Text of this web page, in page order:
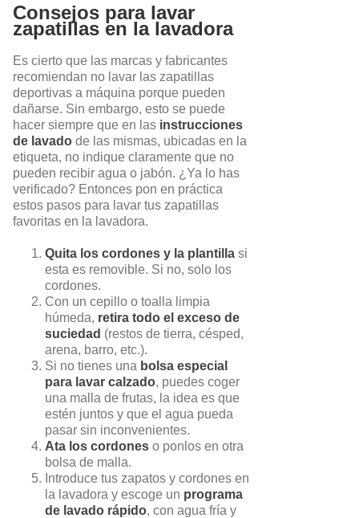
Consejos para lavar
zapatillas en la lavadora
Es cierto que las marcas y fabricantes
recomiendan no lavar las zapatillas
deportivas a máquina porque pueden
dañarse. Sin embargo, esto se puede
hacer siempre que en las instrucciones
de lavado de las mismas, ubicadas en la
etiqueta, no indique claramente que no
pueden recibir agua o jabón. ¿Ya lo has
verificado? Entonces pon en práctica
estos pasos para lavar tus zapatillas
favoritas en la lavadora.
Quita los cordones y la plantilla si
esta es removible. Si no, solo los
cordones.
Con un cepillo o toalla limpia
húmeda, retira todo el exceso de
suciedad (restos de tierra, césped,
arena, barro, etc.).
Si no tienes una bolsa especial
para lavar calzado, puedes coger
una malla de frutas, la idea es que
estén juntos y que el agua pueda
pasar sin inconvenientes.
Ata los cordones o ponlos en otra
bolsa de malla.
Introduce tus zapatos y cordones en
la lavadora y escoge un programa
de lavado rápido, con agua fría y